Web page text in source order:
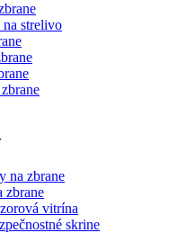
na strelivo
na zbrane
zbrane
vitrína
skrine